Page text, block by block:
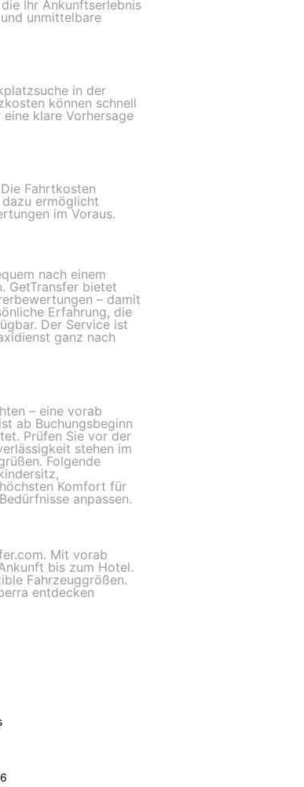
Ihr Ankunftserlebnis
unmittelbare
in der
können schnell
klare Vorhersage
Fahrtkosten
ermöglicht
im Voraus.
nach einem
GetTransfer bietet
– damit
Erfahrung, die
Der Service ist
ganz nach
– eine vorab
ab Buchungsbeginn
Prüfen Sie vor der
stehen im
Folgende
Komfort für
anpassen.
Mit vorab
bis zum Hotel.
Fahrzeuggrößen.
entdecken